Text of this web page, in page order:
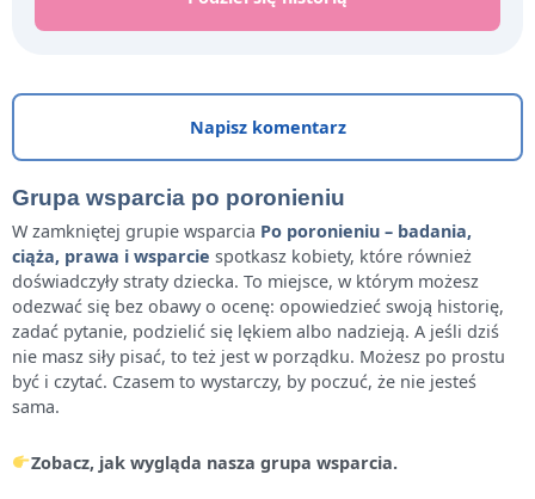
Napisz komentarz
Grupa wsparcia po poronieniu
W zamkniętej grupie wsparcia Po poronieniu – badania,
ciąża, prawa i wsparcie spotkasz kobiety, które również
doświadczyły straty dziecka. To miejsce, w którym możesz
odezwać się bez obawy o ocenę: opowiedzieć swoją historię,
zadać pytanie, podzielić się lękiem albo nadzieją. A jeśli dziś
nie masz siły pisać, to też jest w porządku. Możesz po prostu
być i czytać. Czasem to wystarczy, by poczuć, że nie jesteś
sama.
Zobacz, jak wygląda nasza grupa wsparcia.